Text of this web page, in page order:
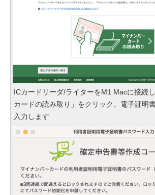
ICカードリーダ/ライターをM1 Macに接続
カードの読み取り」をクリック、電子証明
入力します